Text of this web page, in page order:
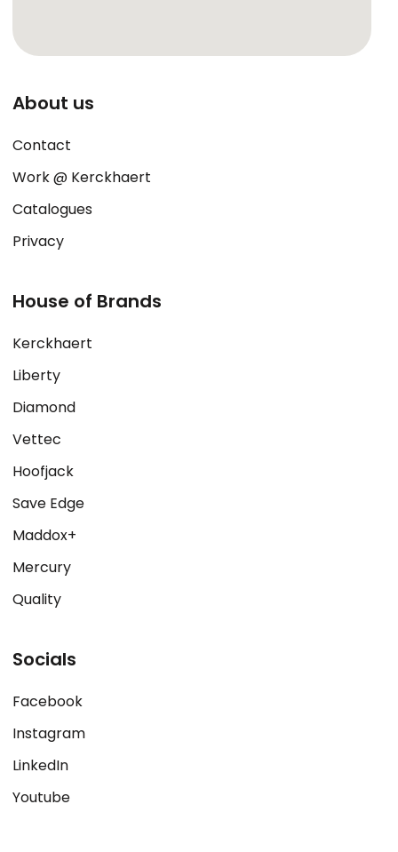
About us
Contact
Work @ Kerckhaert
Catalogues
Privacy
House of Brands
Kerckhaert
Liberty
Diamond
Vettec
Hoofjack
Save Edge
Maddox+
Mercury
Quality
Socials
Facebook
Instagram
LinkedIn
Youtube